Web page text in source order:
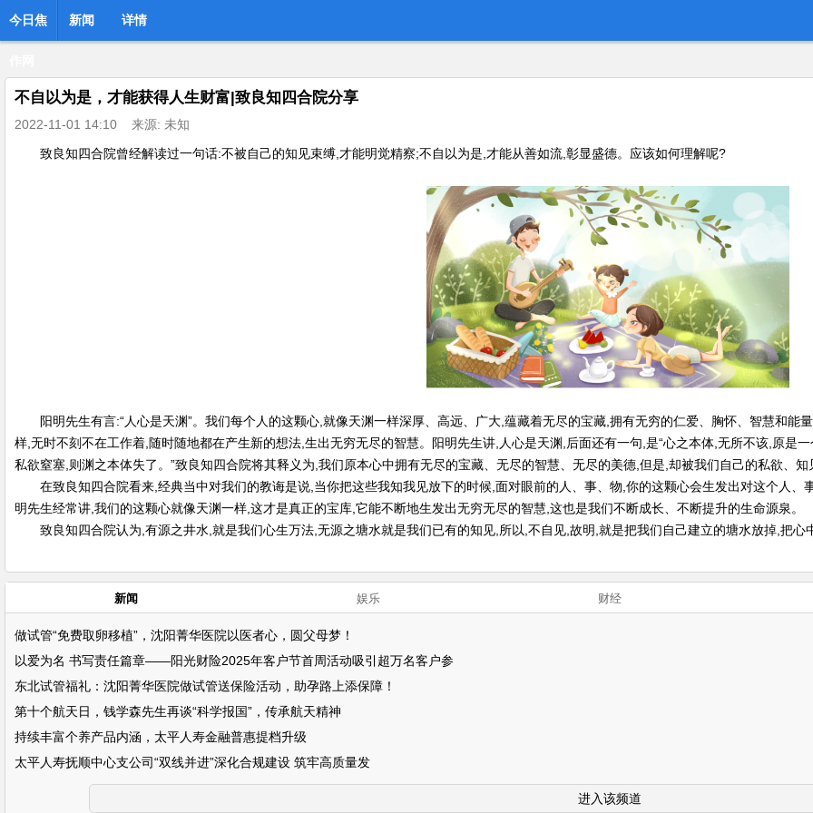
今日焦 新闻 详情
不自以为是，才能获得人生财富|致良知四合院分享
2022-11-01 14:10 来源: 未知
致良知四合院曾经解读过一句话:不被自己的知见束缚,才能明觉精察;不自以为是,才能从善如流,彰显盛德。应该如何理解呢?
阳明先生有言:“人心是天渊”。我们每个人的这颗心,就像天渊一样深厚、高远、广大,蕴藏着无尽的宝藏,拥有无穷的仁爱、胸怀、智慧和
样,无时不刻不在工作着,随时随地都在产生新的想法,生出无穷无尽的智慧。阳明先生讲,人心是天渊,后面还有一句,是“心之本体,无所不该,原是
私欲窒塞,则渊之本体失了。”致良知四合院将其释义为,我们原本心中拥有无尽的宝藏、无尽的智慧、无尽的美德,但是,却被我们自己的私欲、知
在致良知四合院看来,经典当中对我们的教诲是说,当你把这些我知我见放下的时候,面对眼前的人、事、物,你的这颗心会生发出对这个人
明先生经常讲,我们的这颗心就像天渊一样,这才是真正的宝库,它能不断地生发出无穷无尽的智慧,这也是我们不断成长、不断提升的生命源泉。
致良知四合院认为,有源之井水,就是我们心生万法,无源之塘水就是我们已有的知见,所以,不自见,故明,就是把我们自己建立的塘水放掉,把心
新闻 娱乐 财经
做试管“免费取卵移植”，沈阳菁华医院以医者心，圆父母梦！
以爱为名 书写责任篇章——阳光财险2025年客户节首周活动吸引超万名客户参
东北试管福礼：沈阳菁华医院做试管送保险活动，助孕路上添保障！
第十个航天日，钱学森先生再谈“科学报国”，传承航天精神
持续丰富个养产品内涵，太平人寿金融普惠提档升级
太平人寿抚顺中心支公司“双线并进”深化合规建设 筑牢高质量发
进入该频道